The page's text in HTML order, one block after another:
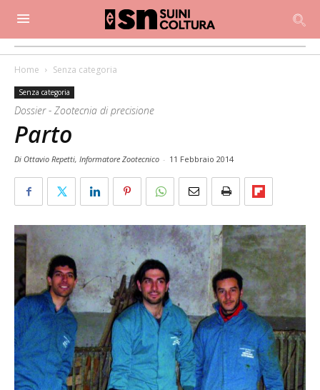
Home Senza categoria
Senza categoria
Dossier - Zootecnia di precisione
Parto
Di Ottavio Repetti, Informatore Zootecnico - 11 Febbraio 2014